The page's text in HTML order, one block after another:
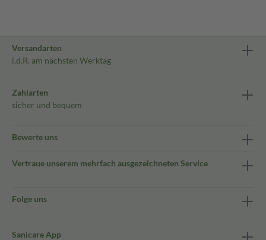
Versandarten
i.d.R. am nächsten Werktag
Zahlarten
sicher und bequem
Bewerte uns
Vertraue unserem mehrfach ausgezeichneten Service
Folge uns
Sanicare App